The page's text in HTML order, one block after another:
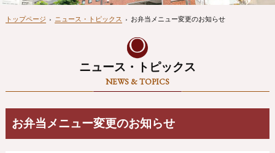
トップページ › ニュース・トピックス › お弁当メニュー変更のお知らせ
ニュース・トピックス
NEWS & TOPICS
お弁当メニュー変更のお知らせ